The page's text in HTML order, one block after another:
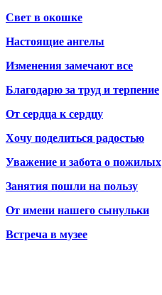
Свет в окошке
Настоящие ангелы
Изменения замечают все
Благодарю за труд и терпение
От сердца к сердцу
Хочу поделиться радостью
Уважение и забота о пожилых
Занятия пошли на пользу
От имени нашего сынульки
Встреча в музее